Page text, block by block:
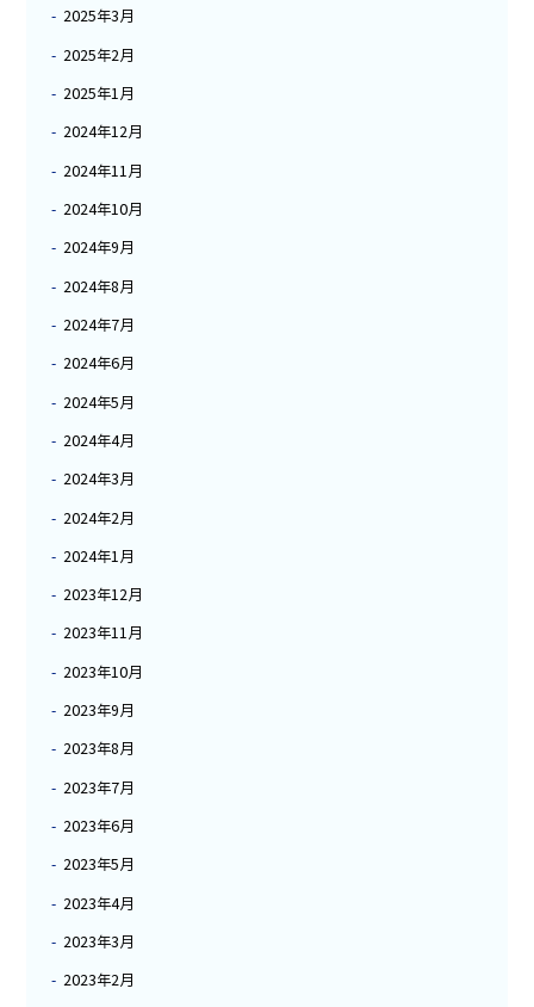
2025年3月
2025年2月
2025年1月
2024年12月
2024年11月
2024年10月
2024年9月
2024年8月
2024年7月
2024年6月
2024年5月
2024年4月
2024年3月
2024年2月
2024年1月
2023年12月
2023年11月
2023年10月
2023年9月
2023年8月
2023年7月
2023年6月
2023年5月
2023年4月
2023年3月
2023年2月